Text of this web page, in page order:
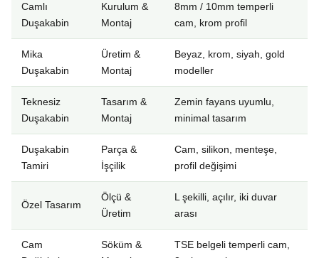
Camlı
Duşakabin
Kurulum &
Montaj
8mm / 10mm temperli
cam, krom profil
Mika
Duşakabin
Üretim &
Montaj
Beyaz, krom, siyah, gold
modeller
Teknesiz
Duşakabin
Tasarım &
Montaj
Zemin fayans uyumlu,
minimal tasarım
Duşakabin
Tamiri
Parça &
İşçilik
Cam, silikon, menteşe,
profil değişimi
Özel Tasarım
Ölçü &
Üretim
L şekilli, açılır, iki duvar
arası
Cam
Söküm &
TSE belgeli temperli cam,